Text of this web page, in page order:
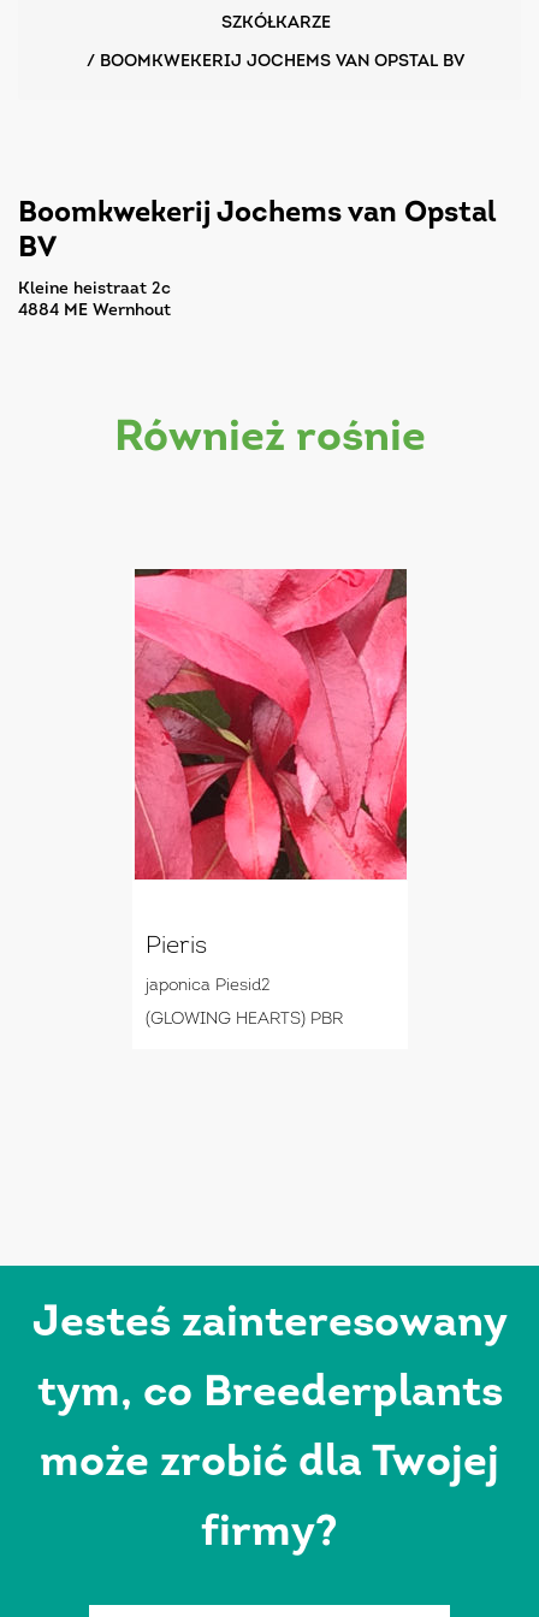
SZKÓŁKARZE
/ BOOMKWEKERIJ JOCHEMS VAN OPSTAL BV
Boomkwekerij Jochems van Opstal
BV
Kleine heistraat 2c
4884 ME Wernhout
również rośnie
Pieris
japonica Piesid2
(GLOWING HEARTS) PBR
Jesteś zainteresowany
tym, co Breederplants
może zrobić dla Twojej
firmy?